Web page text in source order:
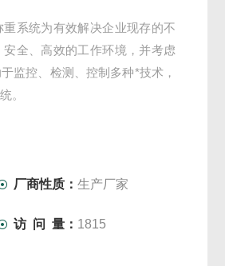
系统为有效解决企业现存的不
全、高效的工作环境，并考虑
监控、检测、控制多种*技术，
。
厂商性质：生产厂家
访 问 量： 1815